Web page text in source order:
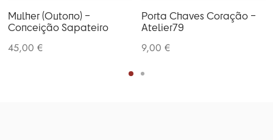
Mulher (Outono) –
Conceição Sapateiro
45,00 €
Porta Chaves Coração –
Atelier79
9,00 €